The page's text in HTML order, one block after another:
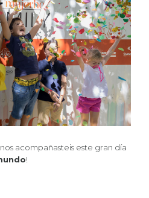
acompañasteis este gran día
!